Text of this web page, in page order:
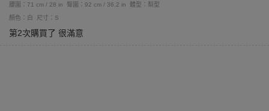
腰圍：71 cm / 28 in
臀圍：92 cm / 36.2 in
體型：梨型
顏色：白
尺寸：S
第2次購買了 很滿意